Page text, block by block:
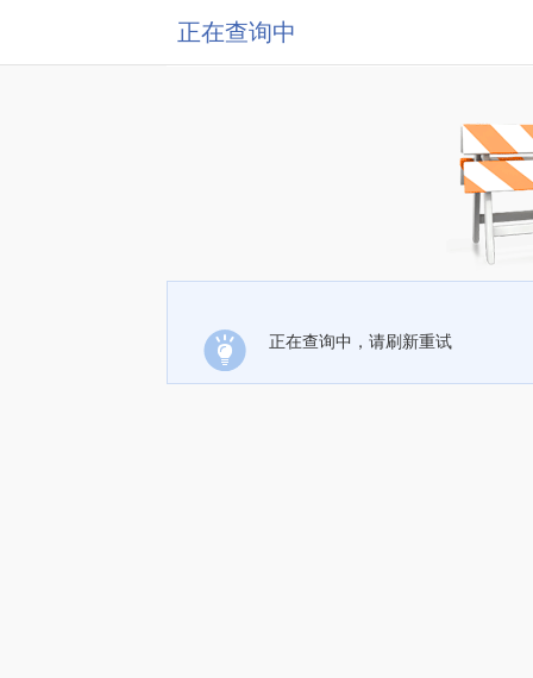
正在查询中
正在查询中，请刷新重试